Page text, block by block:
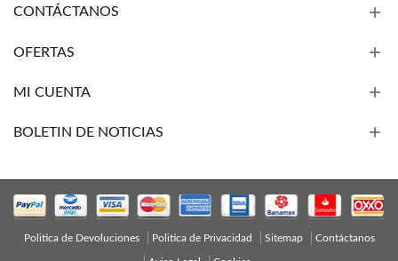
CONTÁCTANOS
OFERTAS
MI CUENTA
BOLETIN DE NOTICIAS
Politica de Devoluciones Politica de Privacidad Sitemap Contáctanos